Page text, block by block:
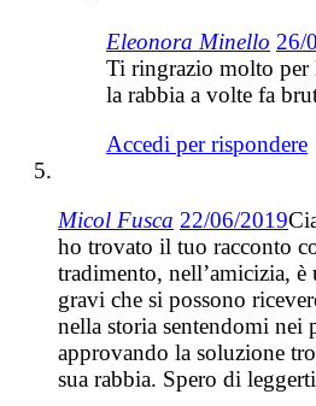
Eleonora Minello 26/
Ti ringrazio molto per
la rabbia a volte fa
Accedi per rispondere
Micol Fusca 22/06/2019
ho trovato il tuo racconto
tradimento, nell’amicizia,
gravi che si possono
nella storia sentendomi nei
approvando la soluzione
sua rabbia. Spero di